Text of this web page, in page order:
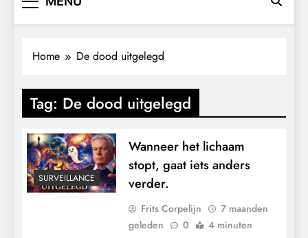
Home De dood uitgelegd
Tag: De dood uitgelegd
SURVEILLANCE
Wanneer het lichaam
stopt, gaat iets anders
verder.
Frits Corpelijn
7 maanden
geleden
0 4 minuten